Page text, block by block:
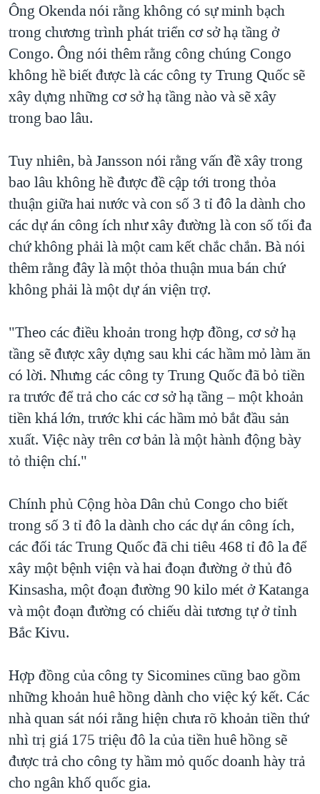
Ông Okenda nói rằng không có sự minh bạch
trong chương trình phát triển cơ sở hạ tầng ở
Congo. Ông nói thêm rằng công chúng Congo
không hề biết được là các công ty Trung Quốc sẽ
xây dựng những cơ sở hạ tầng nào và sẽ xây
trong bao lâu.
Tuy nhiên, bà Jansson nói rằng vấn đề xây trong
bao lâu không hề được đề cập tới trong thỏa
thuận giữa hai nước và con số 3 tỉ đô la dành cho
các dự án công ích như xây đường là con số tối đa
chứ không phải là một cam kết chắc chắn. Bà nói
thêm rằng đây là một thỏa thuận mua bán chứ
không phải là một dự án viện trợ.
"Theo các điều khoản trong hợp đồng, cơ sở hạ
tầng sẽ được xây dựng sau khi các hầm mỏ làm ăn
có lời. Nhưng các công ty Trung Quốc đã bỏ tiền
ra trước để trả cho các cơ sở hạ tầng – một khoản
tiền khá lớn, trước khi các hầm mỏ bắt đầu sản
xuất. Việc này trên cơ bản là một hành động bày
tỏ thiện chí."
Chính phủ Cộng hòa Dân chủ Congo cho biết
trong số 3 tỉ đô la dành cho các dự án công ích,
các đối tác Trung Quốc đã chi tiêu 468 tỉ đô la để
xây một bệnh viện và hai đoạn đường ở thủ đô
Kinsasha, một đoạn đường 90 kilo mét ở Katanga
và một đoạn đường có chiếu dài tương tự ở tỉnh
Bắc Kivu.
Hợp đồng của công ty Sicomines cũng bao gồm
những khoản huê hồng dành cho việc ký kết. Các
nhà quan sát nói rằng hiện chưa rõ khoản tiền thứ
nhì trị giá 175 triệu đô la của tiền huê hồng sẽ
được trả cho công ty hầm mỏ quốc doanh hày trả
cho ngân khố quốc gia.